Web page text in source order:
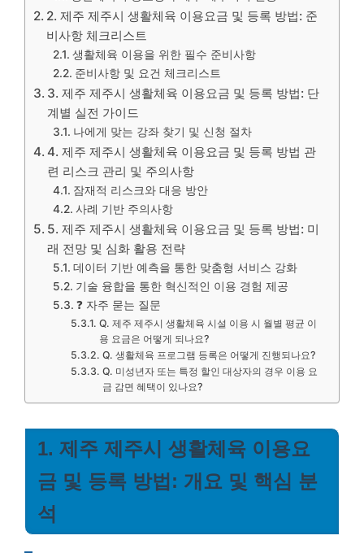
2. 제주 제주시 생활체육 이용요금 및 등록 방법: 준
비사항 체크리스트
생활체육 이용을 위한 필수 준비사항
준비사항 및 요건 체크리스트
3. 제주 제주시 생활체육 이용요금 및 등록 방법: 단
계별 실전 가이드
나에게 맞는 강좌 찾기 및 신청 절차
4. 제주 제주시 생활체육 이용요금 및 등록 방법 관
련 리스크 관리 및 주의사항
잠재적 리스크와 대응 방안
사례 기반 주의사항
5. 제주 제주시 생활체육 이용요금 및 등록 방법: 미
래 전망 및 심화 활용 전략
데이터 기반 예측을 통한 맞춤형 서비스 강화
기술 융합을 통한 혁신적인 이용 경험 제공
❓ 자주 묻는 질문
Q. 제주 제주시 생활체육 시설 이용 시 월별 평균 이
용 요금은 어떻게 되나요?
Q. 생활체육 프로그램 등록은 어떻게 진행되나요?
Q. 미성년자 또는 특정 할인 대상자의 경우 이용 요
금 감면 혜택이 있나요?
1. 제주 제주시 생활체육 이용요
금 및 등록 방법: 개요 및 핵심 분
석